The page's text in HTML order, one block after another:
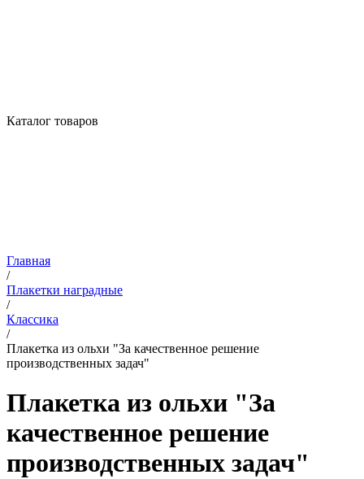
Каталог товаров
Главная
/
Плакетки наградные
/
Классика
/
Плакетка из ольхи "За качественное решение
производственных задач"
Плакетка из ольхи "За
качественное решение
производственных задач"